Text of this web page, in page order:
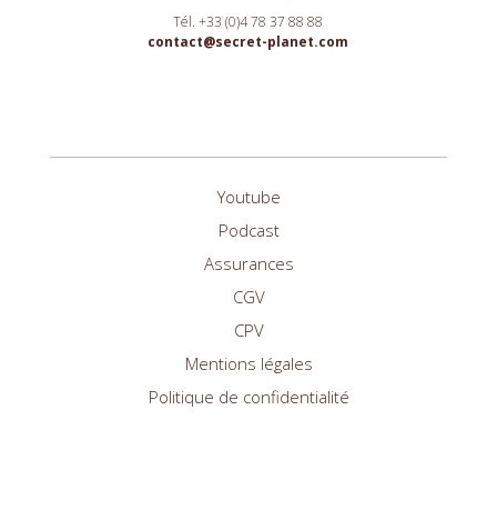
Tél. +33 (0)4 78 37 88 88
contact@secret-planet.com
Youtube
Podcast
Assurances
CGV
CPV
Mentions légales
Politique de confidentialité